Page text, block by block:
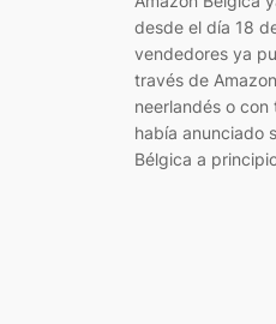
desde el día 18
vendedores ya
través de
neerlandés o
había anunciado
Bélgica a